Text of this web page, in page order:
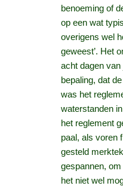
benoeming of
op een wat
overigens wel
geweest’. Het
acht dagen
bepaling, dat
was het
waterstanden
het reglement
paal, als voren
gesteld
gespannen,
het niet wel